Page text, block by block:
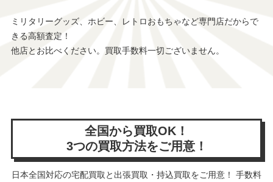
ミリタリーグッズ、ホビー、レトロおもちゃなど専門店だからで
きる高額査定！
他店とお比べください。買取手数料一切ございません。
全国から買取OK！
3つの買取方法をご用意！
日本全国対応の宅配買取と出張買取・持込買取をご用意！ 手数料